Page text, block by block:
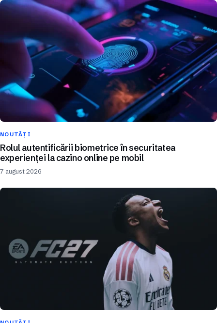
NOUTĂȚI
Rolul autentificării biometrice în securitatea
experienței la cazino online pe mobil
7 august 2026